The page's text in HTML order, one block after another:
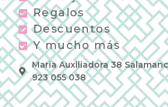
Regalos
Descuentos
Y mucho más
Maria Auxiliadora 38
923 055 038